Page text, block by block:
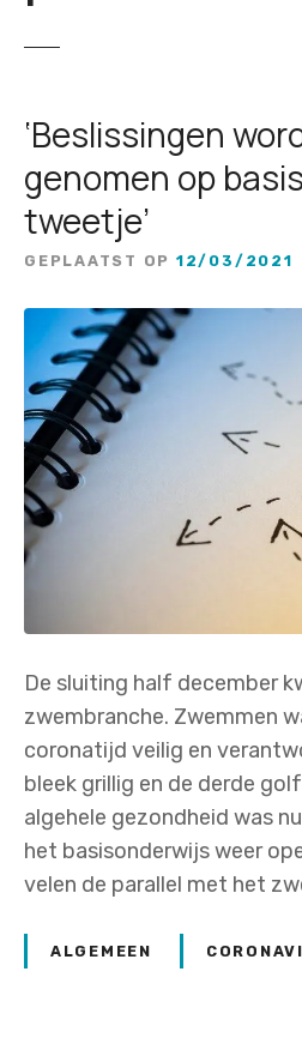
‘Beslissingen
genomen op
tweetje’
GEPLAATST OP 12/03/2021
De sluiting half december
zwembranche. Zwemmen
coronatijd veilig en
bleek grillig en de derde
algehele gezondheid was
het basisonderwijs weer
velen de parallel met het
ALGEMEEN